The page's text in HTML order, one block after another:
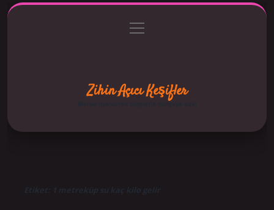
Gizlilik Politikası
menüyü
aç
Zihin Açıcı Keşifler
Merak uyandıran bilgilerle dünyaya bak!
Etiket: 1 metreküp su kaç kilo gelir